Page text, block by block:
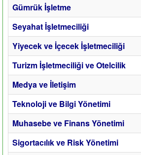
Gümrük İşletme
Seyahat İşletmeciliği
Yiyecek ve İçecek İşletmeciliği
Turizm İşletmeciliği ve Otelcilik
Medya ve İletişim
Teknoloji ve Bilgi Yönetimi
Muhasebe ve Finans Yönetimi
Sigortacılık ve Risk Yönetimi